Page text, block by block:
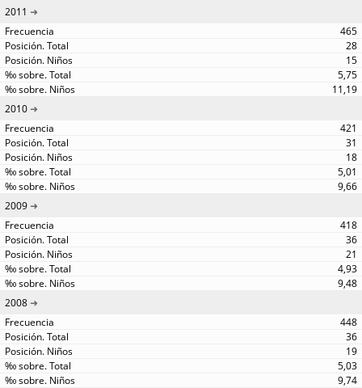
2011
465
28
15
5,75
11,19
2010
421
31
18
5,01
9,66
2009
418
36
21
4,93
9,48
2008
448
36
19
5,03
9,74